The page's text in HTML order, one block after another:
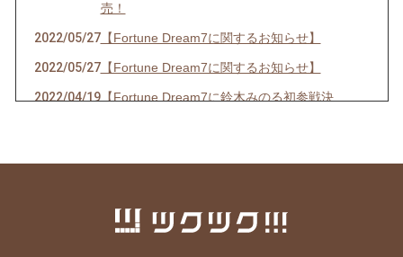
売！
2022/05/27【Fortune Dream7に関するお知らせ】
2022/05/27【Fortune Dream7に関するお知らせ】
2022/04/19【Fortune Dream7に鈴木みのる初参戦決
【出演情報】
【イベント開催のお知らせ】